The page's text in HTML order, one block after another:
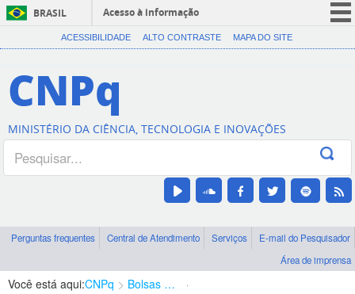
BRASIL
Acesso à informação
CORONAVÍRUS (COVID-19)
Canais
ACESSIBILIDADE ALTO CONTRASTE MAPA DO SITE
CNPq
MINISTÉRIO DA CIÊNCIA, TECNOLOGIA E INOVAÇÕES
Perguntas frequentes Central de Atendimento Serviços
E-mail do Pesquisador
Área de imprensa
Você está aqui:CNPq Bolsas e Auxílios Vigentes